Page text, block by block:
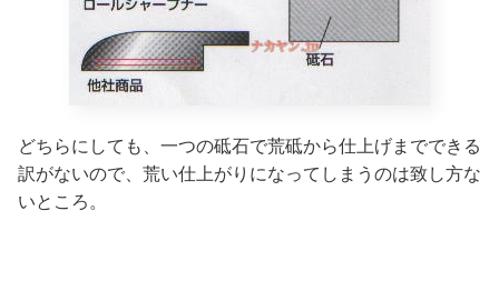
どちらにしても、一つの砥石で荒砥から仕上げまでできる
訳がないので、荒い仕上がりになってしまうのは致し方な
いところ。